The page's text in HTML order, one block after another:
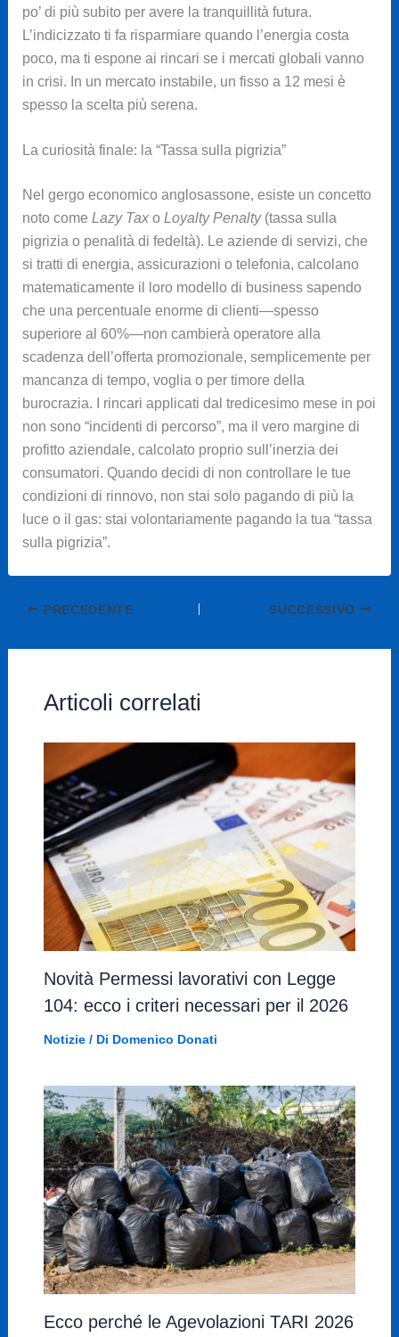
po’ di più subito per avere la tranquillità futura.
L’indicizzato ti fa risparmiare quando l’energia costa
poco, ma ti espone ai rincari se i mercati globali vanno
in crisi. In un mercato instabile, un fisso a 12 mesi è
spesso la scelta più serena.
La curiosità finale: la “Tassa sulla pigrizia”
Nel gergo economico anglosassone, esiste un concetto
noto come Lazy Taxo Loyalty Penalty(tassa sulla
pigrizia o penalità di fedeltà). Le aziende di servizi, che
si tratti di energia, assicurazioni o telefonia, calcolano
matematicamente il loro modello di business sapendo
che una percentuale enorme di clienti—spesso
superiore al 60%—non cambierà operatore alla
scadenza dell’offerta promozionale, semplicemente per
mancanza di tempo, voglia o per timore della
burocrazia. I rincari applicati dal tredicesimo mese in poi
non sono “incidenti di percorso”, ma il vero margine di
profitto aziendale, calcolato proprio sull’inerzia dei
consumatori. Quando decidi di non controllare le tue
condizioni di rinnovo, non stai solo pagando di più la
luce o il gas: stai volontariamente pagando la tua “tassa
sulla pigrizia”.
PRECEDENTE SUCCESSIVO
Articoli correlati
Novità Permessi lavorativi con Legge
104: ecco i criteri necessari per il 2026
Notizie/ Di Domenico Donati
Ecco perché le Agevolazioni TARI 2026